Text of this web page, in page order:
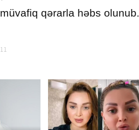
qərarla həbs olunub.